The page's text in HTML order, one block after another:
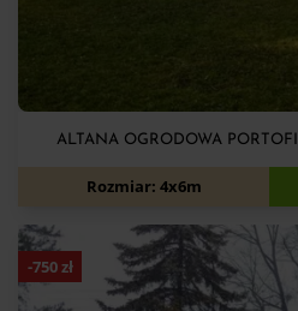
ALTANA OGRODOWA
15 900 15
Rozmiar: 4x6m
-750zł